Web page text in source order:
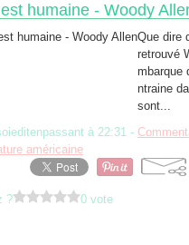
humaine - Woody
Que dire
retrouvé
mbarque
ntraine
sont...
à 22:31 -
américaine
? 0 vote